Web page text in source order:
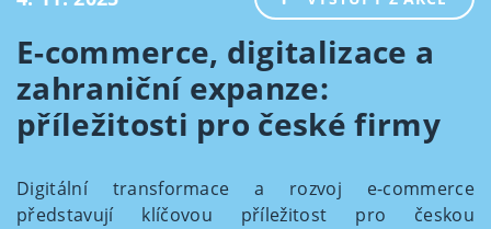
E-commerce, digitalizace a
zahraniční expanze:
příležitosti pro české firmy
Digitální transformace a rozvoj e-commerce
představují klíčovou příležitost pro českou